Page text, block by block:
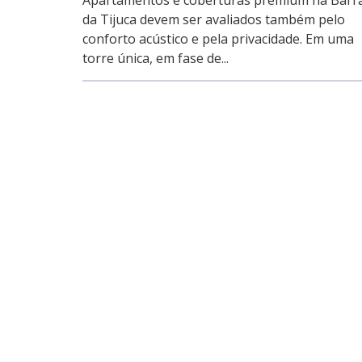
da Tijuca devem ser avaliados também pelo
conforto acústico e pela privacidade. Em uma
torre única, em fase de...